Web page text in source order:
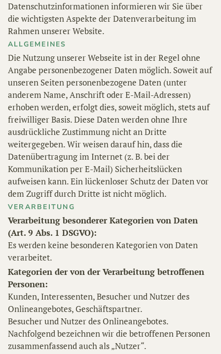
Datenschutzinformationen informieren wir Sie über
die wichtigsten Aspekte der Datenverarbeitung im
Rahmen unserer Website.
ALLGEMEINES
Die Nutzung unserer Webseite ist in der Regel ohne
Angabe personenbezogener Daten möglich. Soweit auf
unseren Seiten personenbezogene Daten (unter
anderem Name, Anschrift oder E-Mail-Adressen)
erhoben werden, erfolgt dies, soweit möglich, stets auf
freiwilliger Basis. Diese Daten werden ohne Ihre
ausdrückliche Zustimmung nicht an Dritte
weitergegeben. Wir weisen darauf hin, dass die
Datenübertragung im Internet (z. B. bei der
Kommunikation per E-Mail) Sicherheitslücken
aufweisen kann. Ein lückenloser Schutz der Daten vor
dem Zugriff durch Dritte ist nicht möglich.
VERARBEITUNG
Verarbeitung besonderer Kategorien von Daten
(Art. 9 Abs. 1 DSGVO):
Es werden keine besonderen Kategorien von Daten
verarbeitet.
Kategorien der von der Verarbeitung betroffenen
Personen:
Kunden, Interessenten, Besucher und Nutzer des
Onlineangebotes, Geschäftspartner.
Besucher und Nutzer des Onlineangebotes.
Nachfolgend bezeichnen wir die betroffenen Personen
zusammenfassend auch als „Nutzer“.